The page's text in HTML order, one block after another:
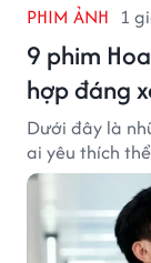
PHIM ẢNH 1
9 phim
hợp đáng
Dưới đây là
ai yêu thích